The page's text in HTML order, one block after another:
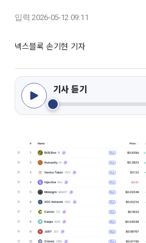
입력 2026-05-12 09:11
넥스블록 손기현 기자
기사 듣기